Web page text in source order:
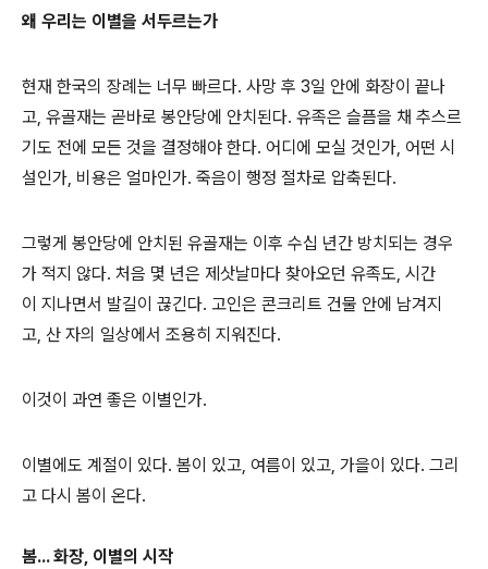
왜 우리는 이별을 서두르는가
현재 한국의 장례는 너무 빠르다. 사망 후 3일 안에 화장이 끝나
고, 유골재는 곧바로 봉안당에 안치된다. 유족은 슬픔을 채 추스르
기도 전에 모든 것을 결정해야 한다. 어디에 모실 것인가, 어떤 시
설인가, 비용은 얼마인가. 죽음이 행정 절차로 압축된다.
그렇게 봉안당에 안치된 유골재는 이후 수십 년간 방치되는 경우
가 적지 않다. 처음 몇 년은 제삿날마다 찾아오던 유족도, 시간
이 지나면서 발길이 끊긴다. 고인은 콘크리트 건물 안에 남겨지
고, 산 자의 일상에서 조용히 지워진다.
이것이 과연 좋은 이별인가.
이별에도 계절이 있다. 봄이 있고, 여름이 있고, 가을이 있다. 그리
고 다시 봄이 온다.
봄... 화장, 이별의 시작